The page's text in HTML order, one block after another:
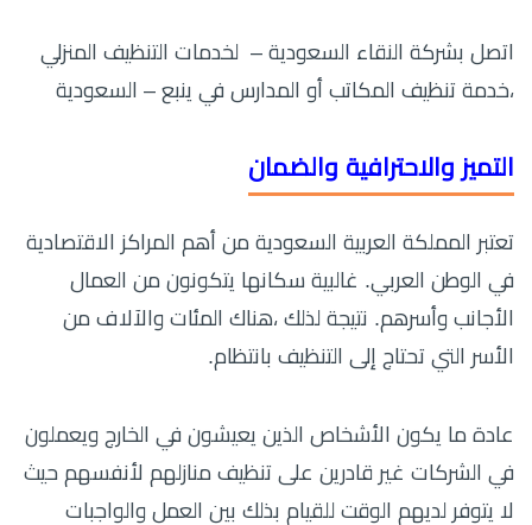
اتصل بشركة النقاء السعودية – لخدمات التنظيف المنزلي
،خدمة تنظيف المكاتب أو المدارس في ينبع – السعودية
التميز والاحترافية والضمان
تعتبر المملكة العربية السعودية من أهم المراكز الاقتصادية
في الوطن العربي. غالبية سكانها يتكونون من العمال
الأجانب وأسرهم. نتيجة لذلك ،هناك المئات والآلاف من
الأسر التي تحتاج إلى التنظيف بانتظام.
عادة ما يكون الأشخاص الذين يعيشون في الخارج ويعملون
في الشركات غير قادرين على تنظيف منازلهم لأنفسهم حيث
لا يتوفر لديهم الوقت للقيام بذلك بين العمل والواجبات